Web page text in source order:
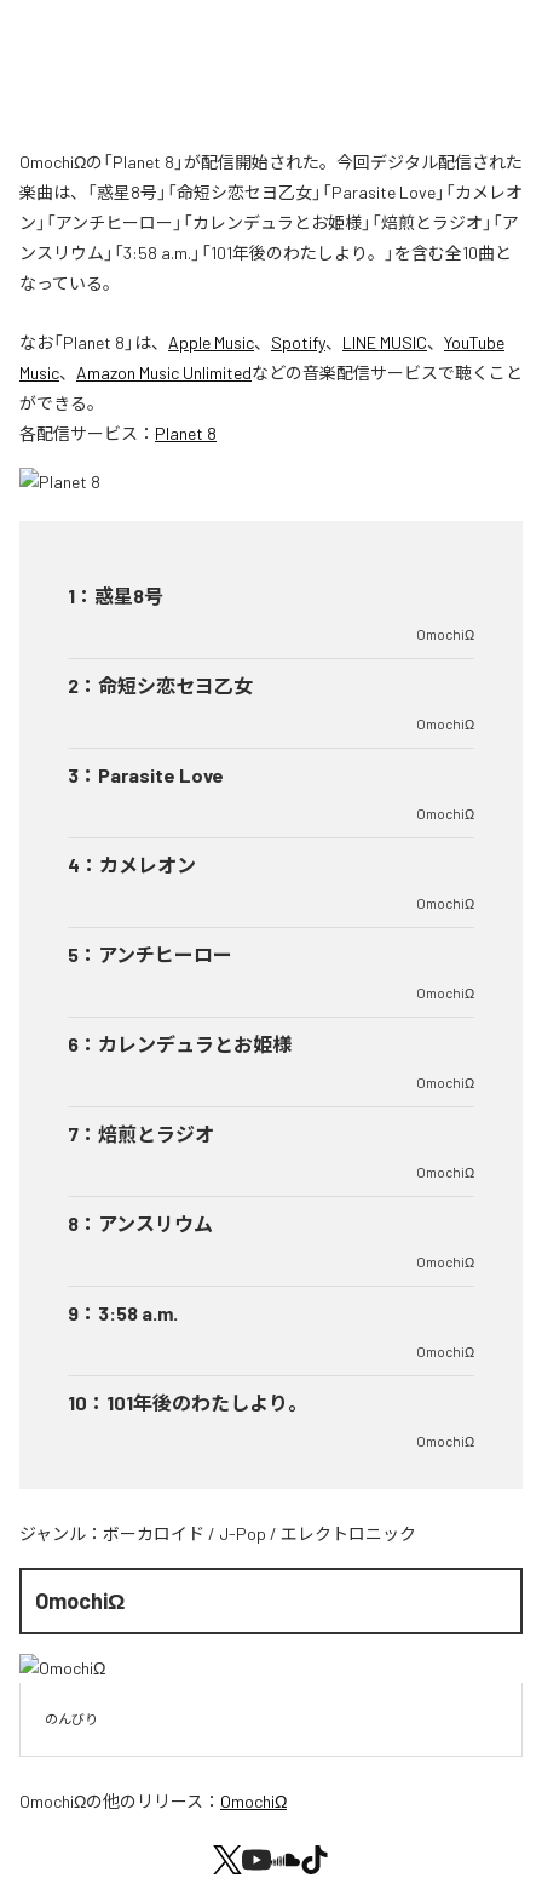
OmochiΩの「Planet 8」が配信開始された。今回デジタル配信された
楽曲は、「惑星8号」「命短シ恋セヨ乙女」「Parasite Love」「カメレオ
ン」「アンチヒーロー」「カレンデュラとお姫様」「焙煎とラジオ」「ア
ンスリウム」「3:58 a.m.」「101年後のわたしより。」を含む全10曲と
なっている。
なお「Planet 8 」は、 Apple Music、 Spotify、 LINE MUSIC、 YouTube
Music、 Amazon Music Unlimitedなどの音楽配信サービスで聴くこと
ができる。
各配信サービス： Planet 8
1 ： 惑星8号
OmochiΩ
2 ： 命短シ恋セヨ乙女
OmochiΩ
3 ： Parasite Love
OmochiΩ
4 ： カメレオン
OmochiΩ
5 ： アンチヒーロー
OmochiΩ
6 ： カレンデュラとお姫様
OmochiΩ
7 ： 焙煎とラジオ
OmochiΩ
8 ： アンスリウム
OmochiΩ
9 ： 3:58 a.m.
OmochiΩ
10 ： 101年後のわたしより。
OmochiΩ
ジャンル： ボーカロイド / J-Pop / エレクトロニック
OmochiΩ
のんびり
OmochiΩの他のリリース： OmochiΩ